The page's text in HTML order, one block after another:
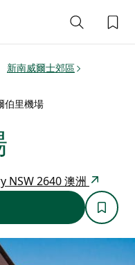
新南威爾士郊區
伯里機場
NSW 2640 澳洲